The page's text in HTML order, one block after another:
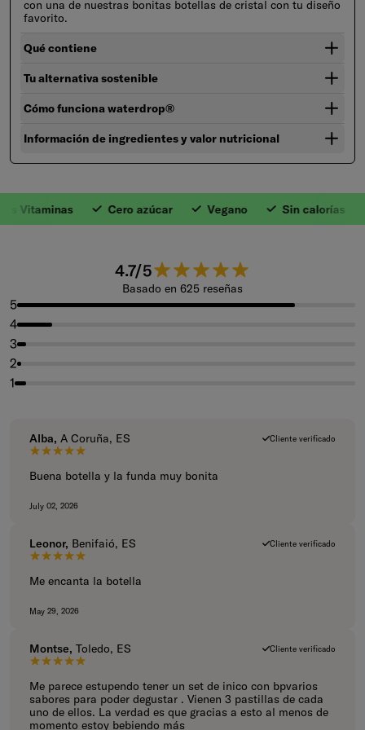
con una de nuestras bonitas botellas de cristal con tu diseño
favorito.
Qué contiene
Tu alternativa sostenible
Cómo funciona waterdrop®
Información de ingredientes y valor nutricional
1. Con
Vitaminas Cero azúcar Vegano Sin calorías
4.7/54.7 de 5 estrellas.
Basado en 625 reseñas
5
4
3
2
1
Alba, A Coruña, ES Cliente verificado
5 de 5 estrellas.
Buena botella y la funda muy bonita
July 02, 2026
Leonor, Benifaió, ES Cliente verificado
5 de 5 estrellas.
Me encanta la botella
May 29, 2026
Montse, Toledo, ES Cliente verificado
5 de 5 estrellas.
Me parece estupendo tener un set de inico con bpvarios
sabores para poder degustar . Vienen 3 pastillas de cada
uno de ellos. La verdad es que gracias a esto al menos de
momento estoy bebiendo más